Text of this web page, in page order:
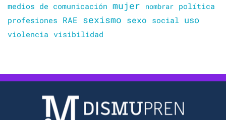
medios de comunicación mujer nombrar política
profesiones RAE sexismo sexo social uso
violencia visibilidad